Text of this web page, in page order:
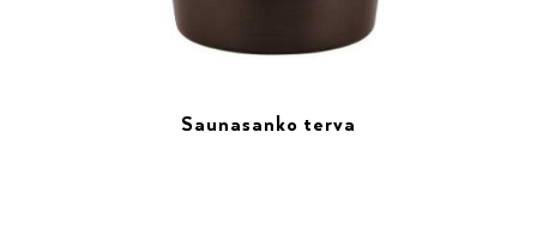
Saunasanko terva